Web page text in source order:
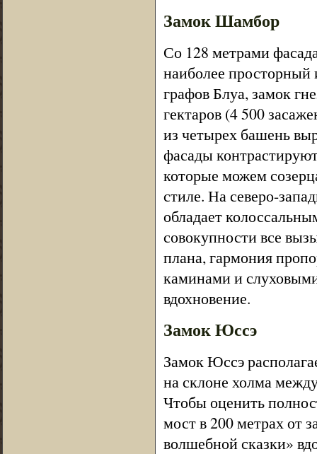
Замок Шамбор
Со 128 метрами
наиболее просторный
графов Блуа, замок
гектаров (4 500
из четырех башень
фасады
которые можем
стиле. На северо-
обладает
совокупности все
плана, гармония
каминами и
вдохновение.
Замок Юссэ
Замок Юссэ
на склоне холма
Чтобы оценить
мост в 200 метрах от
волшебной сказки»